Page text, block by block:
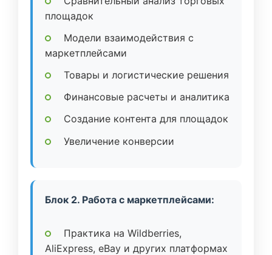
площадок
Модели взаимодействия с
маркетплейсами
Товары и логистические решения
Финансовые расчеты и аналитика
Создание контента для площадок
Увеличение конверсии
Блок 2. Работа с маркетплейсами:
Практика на Wildberries,
AliExpress, eBay и других платформах